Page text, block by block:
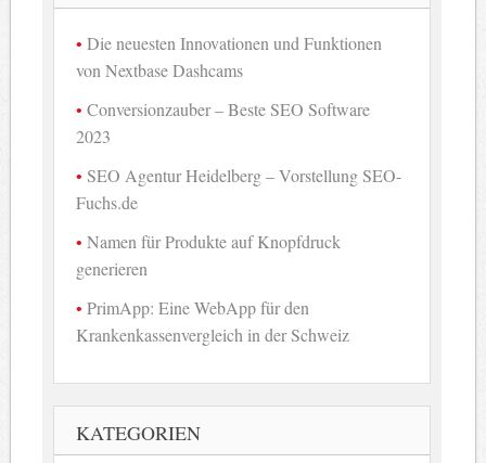
Die neuesten Innovationen und Funktionen
von Nextbase Dashcams
Conversionzauber – Beste SEO Software
2023
SEO Agentur Heidelberg – Vorstellung SEO-
Fuchs.de
Namen für Produkte auf Knopfdruck
generieren
PrimApp: Eine WebApp für den
Krankenkassenvergleich in der Schweiz
KATEGORIEN